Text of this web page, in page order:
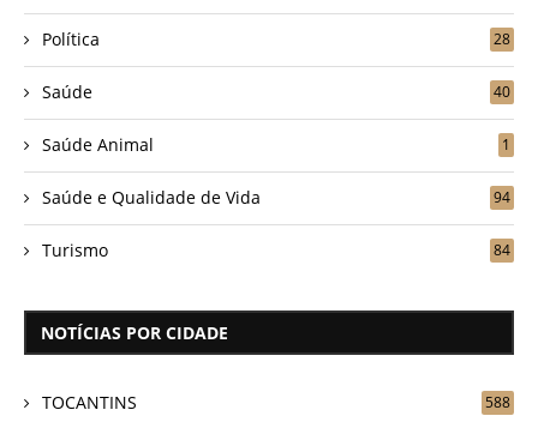
Política 28
Saúde 40
Saúde Animal 1
Saúde e Qualidade de Vida 94
Turismo 84
NOTÍCIAS POR CIDADE
TOCANTINS 588